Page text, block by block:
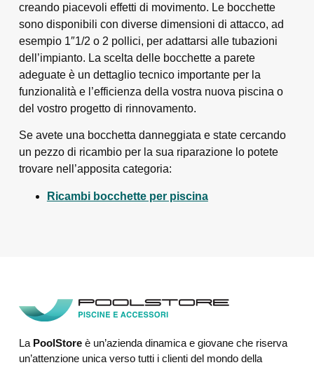
creando piacevoli effetti di movimento. Le bocchette
sono disponibili con diverse dimensioni di attacco, ad
esempio 1″1/2 o 2 pollici, per adattarsi alle tubazioni
dell’impianto. La scelta delle bocchette a parete
adeguate è un dettaglio tecnico importante per la
funzionalità e l’efficienza della vostra nuova piscina o
del vostro progetto di rinnovamento.
Se avete una bocchetta danneggiata e state cercando
un pezzo di ricambio per la sua riparazione lo potete
trovare nell’apposita categoria:
Ricambi bocchette per piscina
La PoolStoreè un’azienda dinamica e giovane che riserva
un’attenzione unica verso tutti i clienti del mondo della